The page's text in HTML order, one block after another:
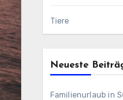
Tiere
Neueste
Familienurlaub in